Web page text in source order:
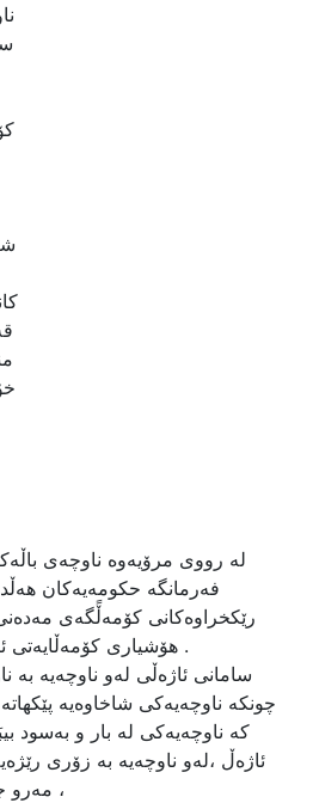
7
8
11
15
17
18
19
20
لە رووی مرۆیەوە ناوچەی
فەرمانگە حكومەیەكان
رێكخراوەكانی كۆمەڵًگەی
هۆشیاری كۆمەڵایەتی ئاستێكی بەرز و باشی هەیە .
چونكە ناوچەیەكی شاخاوەیە
كە ناوچەیەكی لە بار و بەسود
ئاژەڵ ،لەو ناوچەیە بە زۆری
مەرو جۆرەكانی تر بەخێو دەكرێن ،